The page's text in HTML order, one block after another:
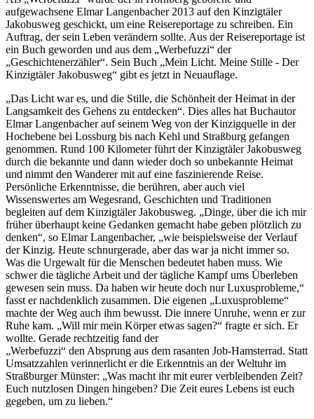
aufgewachsene Elmar Langenbacher 2013 auf den Kinzigtäler
Jakobusweg geschickt, um eine Reisereportage zu schreiben. Ein
Auftrag, der sein Leben verändern sollte. Aus der Reisereportage ist
ein Buch geworden und aus dem „Werbefuzzi“ der
„Geschichtenerzähler“. Sein Buch „Mein Licht. Meine Stille - Der
Kinzigtäler Jakobusweg“ gibt es jetzt in Neuauflage.
„Das Licht war es, und die Stille, die Schönheit der Heimat in der
Langsamkeit des Gehens zu entdecken“. Dies alles hat Buchautor
Elmar Langenbacher auf seinem Weg von der Kinzigquelle in der
Hochebene bei Lossburg bis nach Kehl und Straßburg gefangen
genommen. Rund 100 Kilometer führt der Kinzigtäler Jakobusweg
durch die bekannte und dann wieder doch so unbekannte Heimat
und nimmt den Wanderer mit auf eine faszinierende Reise.
Persönliche Erkenntnisse, die berühren, aber auch viel
Wissenswertes am Wegesrand, Geschichten und Traditionen
begleiten auf dem Kinzigtäler Jakobusweg. „Dinge, über die ich mir
früher überhaupt keine Gedanken gemacht habe geben plötzlich zu
denken“, so Elmar Langenbacher, „wie beispielsweise der Verlauf
der Kinzig. Heute schnurgerade, aber das war ja nicht immer so.
Was die Urgewalt für die Menschen bedeutet haben muss. Wie
schwer die tägliche Arbeit und der tägliche Kampf ums Überleben
gewesen sein muss. Da haben wir heute doch nur Luxusprobleme,“
fasst er nachdenklich zusammen. Die eigenen „Luxusprobleme“
machte der Weg auch ihm bewusst. Die innere Unruhe, wenn er zur
Ruhe kam. „Will mir mein Körper etwas sagen?“ fragte er sich. Er
wollte. Gerade rechtzeitig fand der
„Werbefuzzi“ den Absprung aus dem rasanten Job-Hamsterrad. Statt
Umsatzzahlen verinnerlicht er die Erkenntnis an der Weltuhr im
Straßburger Münster: „Was macht ihr mit eurer verbleibenden Zeit?
Euch nutzlosen Dingen hingeben? Die Zeit eures Lebens ist euch
gegeben, um zu lieben.“